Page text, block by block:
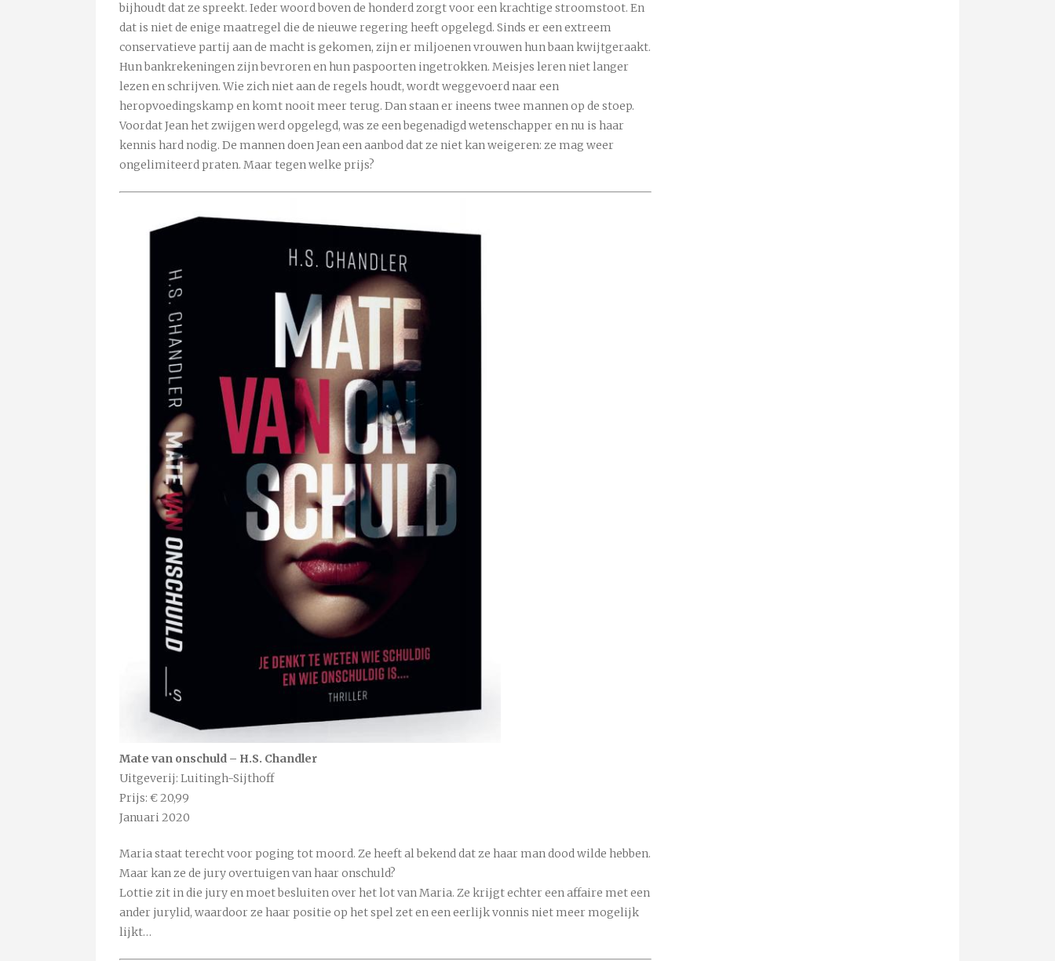
bijhoudt dat ze spreekt. Ieder woord boven de honderd zorgt voor een krachtige stroomstoot. En
dat is niet de enige maatregel die de nieuwe regering heeft opgelegd. Sinds er een extreem
conservatieve partij aan de macht is gekomen, zijn er miljoenen vrouwen hun baan kwijtgeraakt.
Hun bankrekeningen zijn bevroren en hun paspoorten ingetrokken. Meisjes leren niet langer
lezen en schrijven. Wie zich niet aan de regels houdt, wordt weggevoerd naar een
heropvoedingskamp en komt nooit meer terug. Dan staan er ineens twee mannen op de stoep.
Voordat Jean het zwijgen werd opgelegd, was ze een begenadigd wetenschapper en nu is haar
kennis hard nodig. De mannen doen Jean een aanbod dat ze niet kan weigeren: ze mag weer
ongelimiteerd praten. Maar tegen welke prijs?
Mate van onschuld – H.S. Chandler
Uitgeverij: Luitingh-Sijthoff
Prijs: € 20,99
Januari 2020
Maria staat terecht voor poging tot moord. Ze heeft al bekend dat ze haar man dood wilde hebben.
Maar kan ze de jury overtuigen van haar onschuld?
Lottie zit in die jury en moet besluiten over het lot van Maria. Ze krijgt echter een affaire met een
ander jurylid, waardoor ze haar positie op het spel zet en een eerlijk vonnis niet meer mogelijk
lijkt…